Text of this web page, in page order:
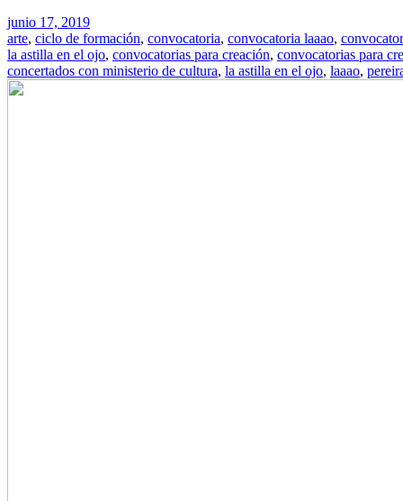
junio 17, 2019
arte, ciclo de formación, convocatoria, convocatoria laaao,
la astilla en el ojo, convocatorias para creación, convocatorias para
concertados con ministerio de cultura, la astilla en el ojo, laaao,